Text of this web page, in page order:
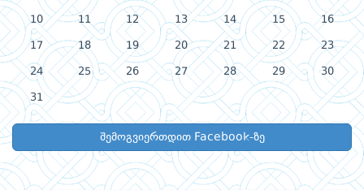
10 11 12 13 14 15 16
17 18 19 20 21 22 23
24 25 26 27 28 29 30
31
შემოგვიერთდით Facebook-ზე